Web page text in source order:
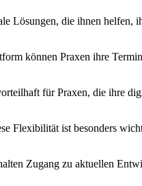
Lösungen, die ihnen helfen,
können Praxen ihre
für Praxen, die ihre
Flexibilität ist besonders
Zugang zu aktuellen